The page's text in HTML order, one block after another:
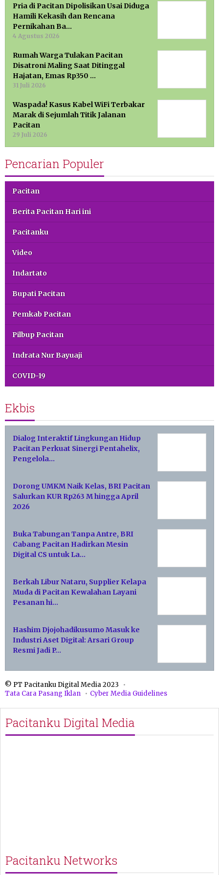
Pria di Pacitan Dipolisikan Usai Diduga
Hamili Kekasih dan Rencana
Pernikahan Ba…
4 Agustus 2026
Rumah Warga Tulakan Pacitan
Disatroni Maling Saat Ditinggal
Hajatan, Emas Rp350 …
31 Juli 2026
Waspada! Kasus Kabel WiFi Terbakar
Marak di Sejumlah Titik Jalanan
Pacitan
29 Juli 2026
Pencarian Populer
Pacitan
Berita Pacitan Hari ini
Pacitanku
Video
Indartato
Bupati Pacitan
Pemkab Pacitan
Pilbup Pacitan
Indrata Nur Bayuaji
COVID-19
Ekbis
Dialog Interaktif Lingkungan Hidup
Pacitan Perkuat Sinergi Pentahelix,
Pengelola…
Dorong UMKM Naik Kelas, BRI Pacitan
Salurkan KUR Rp263 M hingga April
2026
Buka Tabungan Tanpa Antre, BRI
Cabang Pacitan Hadirkan Mesin
Digital CS untuk La…
Berkah Libur Nataru, Supplier Kelapa
Muda di Pacitan Kewalahan Layani
Pesanan hi…
Hashim Djojohadikusumo Masuk ke
Industri Aset Digital: Arsari Group
Resmi Jadi P…
© PT Pacitanku Digital Media 2023
Tata Cara Pasang Iklan
Cyber Media Guidelines
Pacitanku Digital Media
Pacitanku Networks